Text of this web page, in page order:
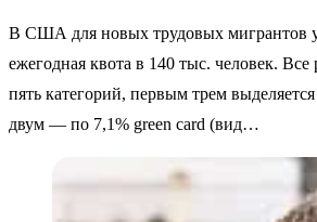
В США для новых трудовых мигрантов
ежегодная квота в 140 тыс. человек. Все
пять категорий, первым трем
двум — по 7,1% green card (вид…